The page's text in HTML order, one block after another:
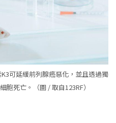
可延緩前列腺癌惡化，並且透過獨
死亡。（圖 / 取自123RF）